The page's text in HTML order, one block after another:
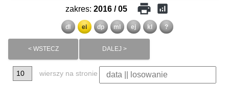
zakres: 2016 / 05 print analytics
dl el dp ml ej kl ?
< WSTECZ DALEJ >
wierszy na stronie